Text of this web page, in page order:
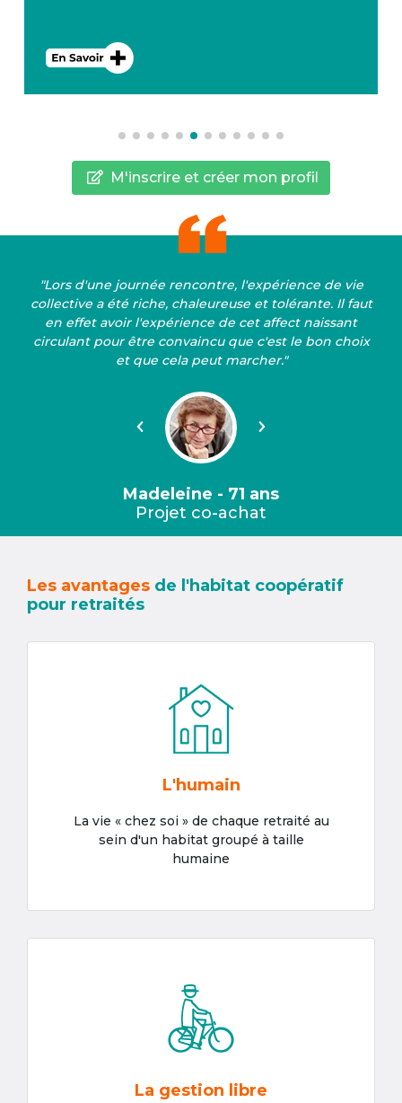
M'inscrire et créer mon profil
"Lors d'une journée rencontre, l'expérience de vie
collective a été riche, chaleureuse et tolérante. Il faut
en effet avoir l'expérience de cet affect naissant
circulant pour être convaincu que c'est le bon choix
et que cela peut marcher."
Précédent Suivant
Madeleine - 71 ans
Projet co-achat
Les avantages de l'habitat coopératif
pour retraités
L'humain
La vie « chez soi » de chaque retraité au
sein d'un habitat groupé à taille
humaine
La gestion libre